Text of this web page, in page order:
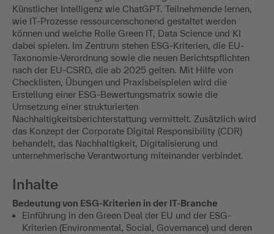
Künstlicher Intelligenz wie ChatGPT. Teilnehmende lernen,
wie IT-Prozesse ressourcenschonend gestaltet werden
können und welche Rolle Green IT, Data Science und KI
dabei spielen. Im Zentrum stehen ESG-Kriterien, die EU-
Taxonomie-Verordnung sowie die neuen Berichtspflichten
nach der EU-CSRD, die ab 2025 gelten. Mit Hilfe von
Checklisten, Übungen und Praxisbeispielen wird die
Erstellung einer ESG-Bewertungsmatrix sowie die
Umsetzung einer strukturierten
Nachhaltigkeitsberichterstattung vermittelt. Zusätzlich wird
das Konzept der Corporate Digital Responsibility (CDR)
behandelt, das Nachhaltigkeit, Digitalisierung und
unternehmerische Verantwortung miteinander verbindet.
Inhalte
Bedeutung von ESG-Kriterien in der IT-Branche
Einführung in den Green Deal der EU und der ESG-
Kriterien (Environmental, Social, Governance) und deren